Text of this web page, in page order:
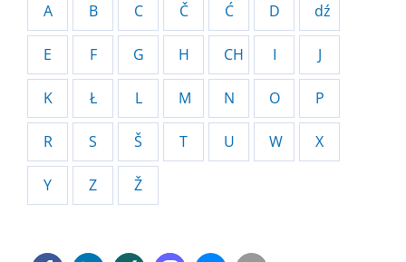
A B C Č Ć D dź
E F G H CH I J
K Ł L M N O P
R S Š T U W X
Y Z Ž